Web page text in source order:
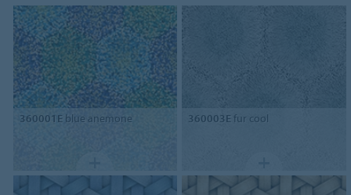
360001Eblue anemone 360003Efur cool